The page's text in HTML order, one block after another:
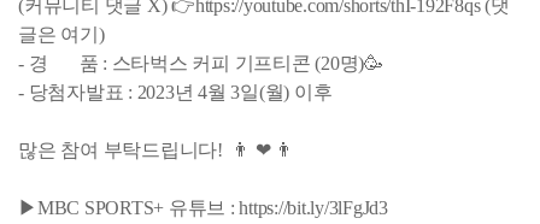
(커뮤니티 댓글 X) 👉https://youtube.com/shorts/thI-192F8qs (댓
글은 여기)
- 경 품 : 스타벅스 커피 기프티콘 (20명)🥳
- 당첨자발표 : 2023년 4월 3일(월) 이후
많은 참여 부탁드립니다! 👨 ❤ 👨
▶MBC SPORTS+ 유튜브 : https://bit.ly/3lFgJd3